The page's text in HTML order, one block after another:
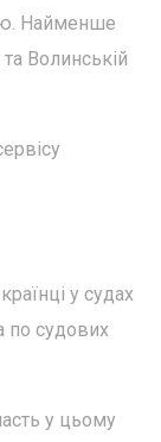
Найменше
Волинській
у судах
по судових
у цьому